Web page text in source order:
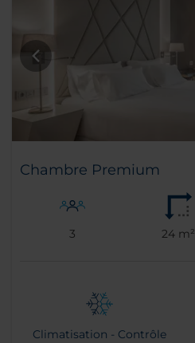
Chambre Premium
3 24 m²
Climatisation - Contrôle